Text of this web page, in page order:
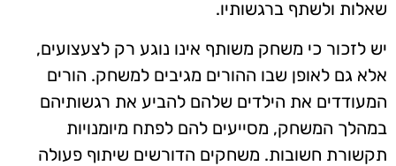
שאלות ולשתף ברגשותיו.
יש לזכור כי משחק משותף אינו נוגע רק לצעצועים,
אלא גם לאופן שבו ההורים מגיבים למשחק. הורים
המעודדים את הילדים שלהם להביע את רגשותיהם
במהלך המשחק, מסייעים להם לפתח מיומנויות
תקשורת חשובות. משחקים הדורשים שיתוף פעולה